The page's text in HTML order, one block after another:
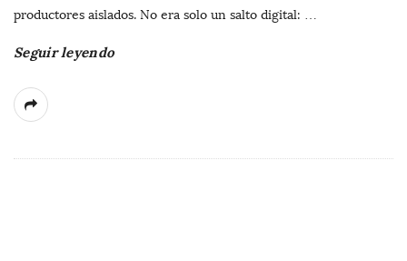
productores aislados. No era solo un salto digital: …
Seguir leyendo